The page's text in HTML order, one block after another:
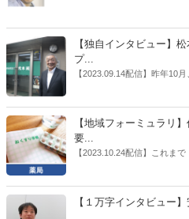
厚労省「医薬品の迅速・安
書がとりまとめられた。ド
厚労省医政局医薬産業振興・
情報企画課セルフケア・セ
公一氏や青山学院大学名誉
【独自インタビュー】
プ...
【2023.09.14配信】昨年10
員を「自民党神奈川1区」
候補の前提となるもの。薬
た同氏の復活に向けた薬剤師
感の払拭できない医療・介
の、薬剤師業界の強い危機
【地域フォーミュラリ
要...
【2023.10.24配信】これま
推進」などが目的とされる
た。医薬品の安定供給確保
【１万字インタビュー